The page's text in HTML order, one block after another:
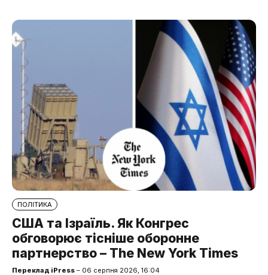
ПОЛІТИКА
США та Ізраїль. Як Конгрес
обговорює тісніше оборонне
партнерство – The New York Times
Переклад iPress – 06 серпня 2026, 16:04